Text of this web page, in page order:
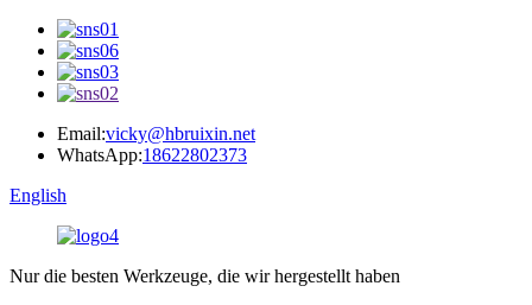
Email:vicky@hbruixin.net
WhatsApp:18622802373
English
Nur die besten Werkzeuge, die wir hergestellt haben